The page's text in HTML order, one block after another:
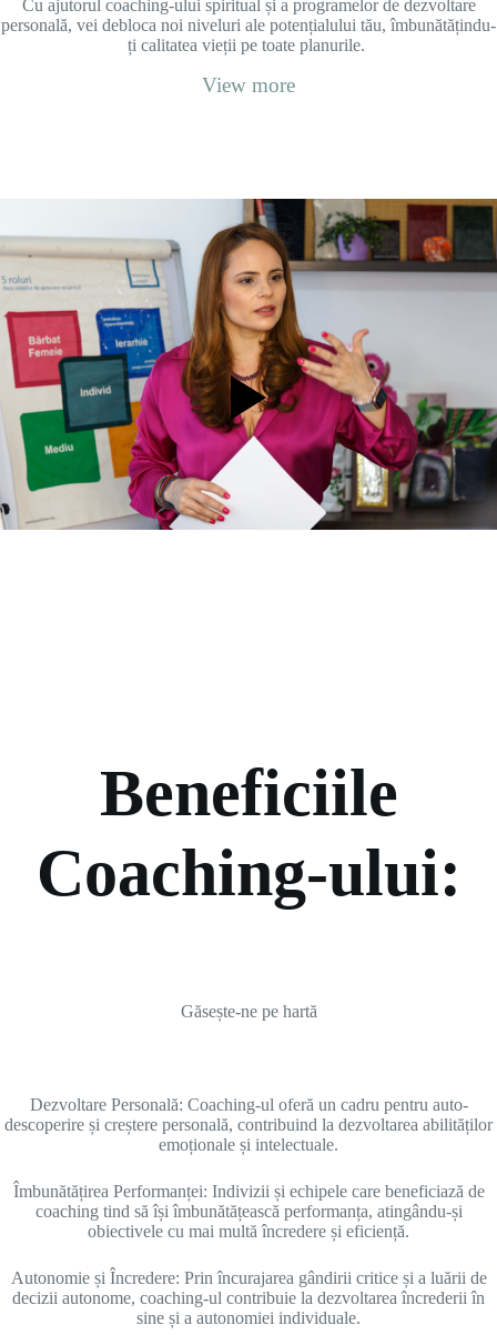
Cu ajutorul coaching-ului spiritual și a programelor de dezvoltare
personală, vei debloca noi niveluri ale potențialului tău, îmbunătățindu-
ți calitatea vieții pe toate planurile.
View more
Beneficiile
Coaching-ului:
Găsește-ne pe hartă
Dezvoltare Personală: Coaching-ul oferă un cadru pentru auto-
descoperire și creștere personală, contribuind la dezvoltarea abilităților
emoționale și intelectuale.
Îmbunătățirea Performanței: Indivizii și echipele care beneficiază de
coaching tind să își îmbunătățească performanța, atingându-și
obiectivele cu mai multă încredere și eficiență.
Autonomie și Încredere: Prin încurajarea gândirii critice și a luării de
decizii autonome, coaching-ul contribuie la dezvoltarea încrederii în
sine și a autonomiei individuale.